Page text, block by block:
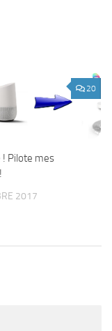
20
! Pilote mes
2017